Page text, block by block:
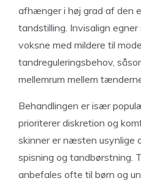
afhænger i høj grad af den
tandstilling. Invisalign
voksne med mildere til
tandreguleringsbehov,
mellemrum mellem
Behandlingen er især
prioriterer diskretion og
skinner er næsten usynlige
spisning og tandbørstning.
anbefales ofte til børn og